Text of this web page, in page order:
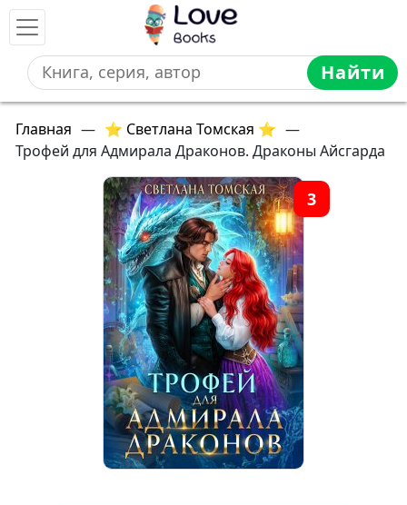
Найти
Главная — ⭐ Светлана Томская ⭐ —
Трофей для Адмирала Драконов. Драконы Айсгарда
3